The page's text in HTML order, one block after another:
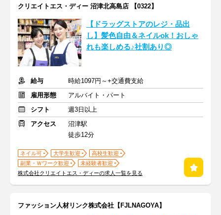
クリエイトエス・ディー 沼津北高島店 【0322】
【ドラッグストアのレジ・品出
し】髪色自由＆ネイルok！おしゃ
れも楽しめる♪社割あり◎
給与
時給1097円～+交通費支給
雇用形態
アルバイト・パート
シフト
週3日以上
アクセス
沼津駅
徒歩12分
ネイル可 大学生歓迎
高校生歓迎
副業・Ｗワーク歓迎
未経験者歓迎
株式会社クリエイトエス・ディーの求人一覧を見る
ファッション人材リンク株式会社【FJLNAGOYA】